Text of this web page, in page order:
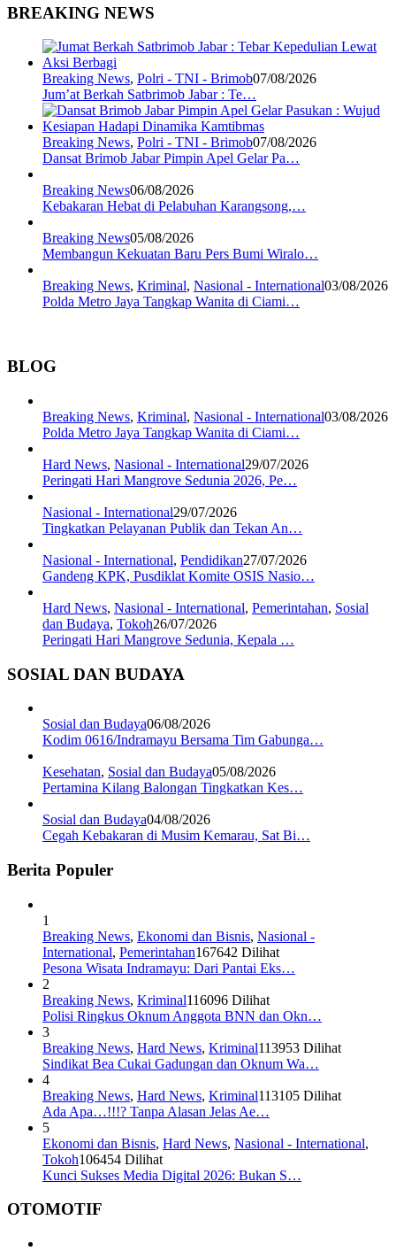
BREAKING NEWS
Breaking News, Polri - TNI - Brimob07/08/2026
Jum’at Berkah Satbrimob Jabar : Te…
Breaking News, Polri - TNI - Brimob07/08/2026
Dansat Brimob Jabar Pimpin Apel Gelar Pa…
Breaking News06/08/2026
Kebakaran Hebat di Pelabuhan Karangsong,…
Breaking News05/08/2026
Membangun Kekuatan Baru Pers Bumi Wiralo…
Breaking News, Kriminal, Nasional - International03/08/2026
Polda Metro Jaya Tangkap Wanita di Ciami…
BLOG
Breaking News, Kriminal, Nasional - International03/08/2026
Polda Metro Jaya Tangkap Wanita di Ciami…
Hard News, Nasional - International29/07/2026
Peringati Hari Mangrove Sedunia 2026, Pe…
Nasional - International29/07/2026
Tingkatkan Pelayanan Publik dan Tekan An…
Nasional - International, Pendidikan27/07/2026
Gandeng KPK, Pusdiklat Komite OSIS Nasio…
Hard News, Nasional - International, Pemerintahan, Sosial
dan Budaya, Tokoh26/07/2026
Peringati Hari Mangrove Sedunia, Kepala …
SOSIAL DAN BUDAYA
Sosial dan Budaya06/08/2026
Kodim 0616/Indramayu Bersama Tim Gabunga…
Kesehatan, Sosial dan Budaya05/08/2026
Pertamina Kilang Balongan Tingkatkan Kes…
Sosial dan Budaya04/08/2026
Cegah Kebakaran di Musim Kemarau, Sat Bi…
Berita Populer
1
Breaking News, Ekonomi dan Bisnis, Nasional -
International, Pemerintahan167642 Dilihat
Pesona Wisata Indramayu: Dari Pantai Eks…
2
Breaking News, Kriminal116096 Dilihat
Polisi Ringkus Oknum Anggota BNN dan Okn…
3
Breaking News, Hard News, Kriminal113953 Dilihat
Sindikat Bea Cukai Gadungan dan Oknum Wa…
4
Breaking News, Hard News, Kriminal113105 Dilihat
Ada Apa…!!!? Tanpa Alasan Jelas Ae…
5
Ekonomi dan Bisnis, Hard News, Nasional - International,
Tokoh106454 Dilihat
Kunci Sukses Media Digital 2026: Bukan S…
OTOMOTIF